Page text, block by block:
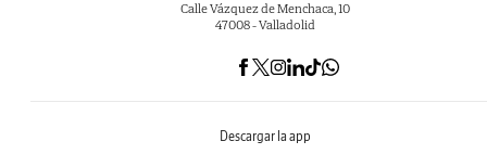
Calle Vázquez de Menchaca, 10
47008 - Valladolid
Descargar la app